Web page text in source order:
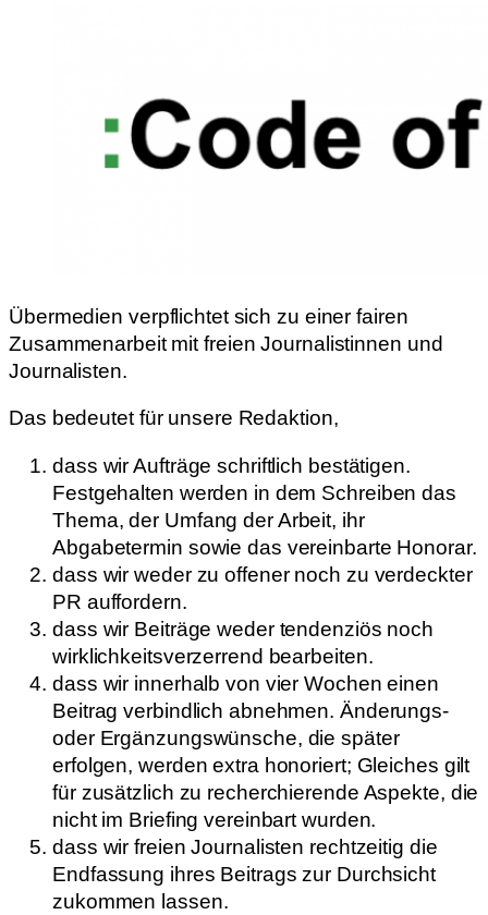
Übermedien verpflichtet sich zu einer fairen
Zusammenarbeit mit freien Journalistinnen und
Journalisten.
Das bedeutet für unsere Redaktion,
dass wir Aufträge schriftlich bestätigen.
Festgehalten werden in dem Schreiben das
Thema, der Umfang der Arbeit, ihr
Abgabetermin sowie das vereinbarte Honorar.
dass wir weder zu offener noch zu verdeckter
PR auffordern.
dass wir Beiträge weder tendenziös noch
wirklichkeitsverzerrend bearbeiten.
dass wir innerhalb von vier Wochen einen
Beitrag verbindlich abnehmen. Änderungs-
oder Ergänzungswünsche, die später
erfolgen, werden extra honoriert; Gleiches gilt
für zusätzlich zu recherchierende Aspekte, die
nicht im Briefing vereinbart wurden.
dass wir freien Journalisten rechtzeitig die
Endfassung ihres Beitrags zur Durchsicht
zukommen lassen.